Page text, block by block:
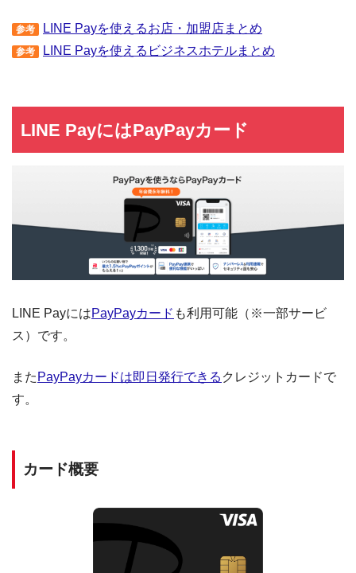
参考 LINE Payを使えるお店・加盟店まとめ
参考 LINE Payを使えるビジネスホテルまとめ
LINE PayにはPayPayカード
LINE PayにはPayPayカード も利用可能（※一部サービ
ス）です。
また PayPayカードは即日発行できる クレジットカードで
す。
カード概要